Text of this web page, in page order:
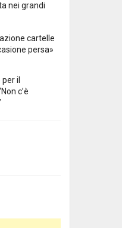
nei grandi
cartelle
persa»
il
c’è